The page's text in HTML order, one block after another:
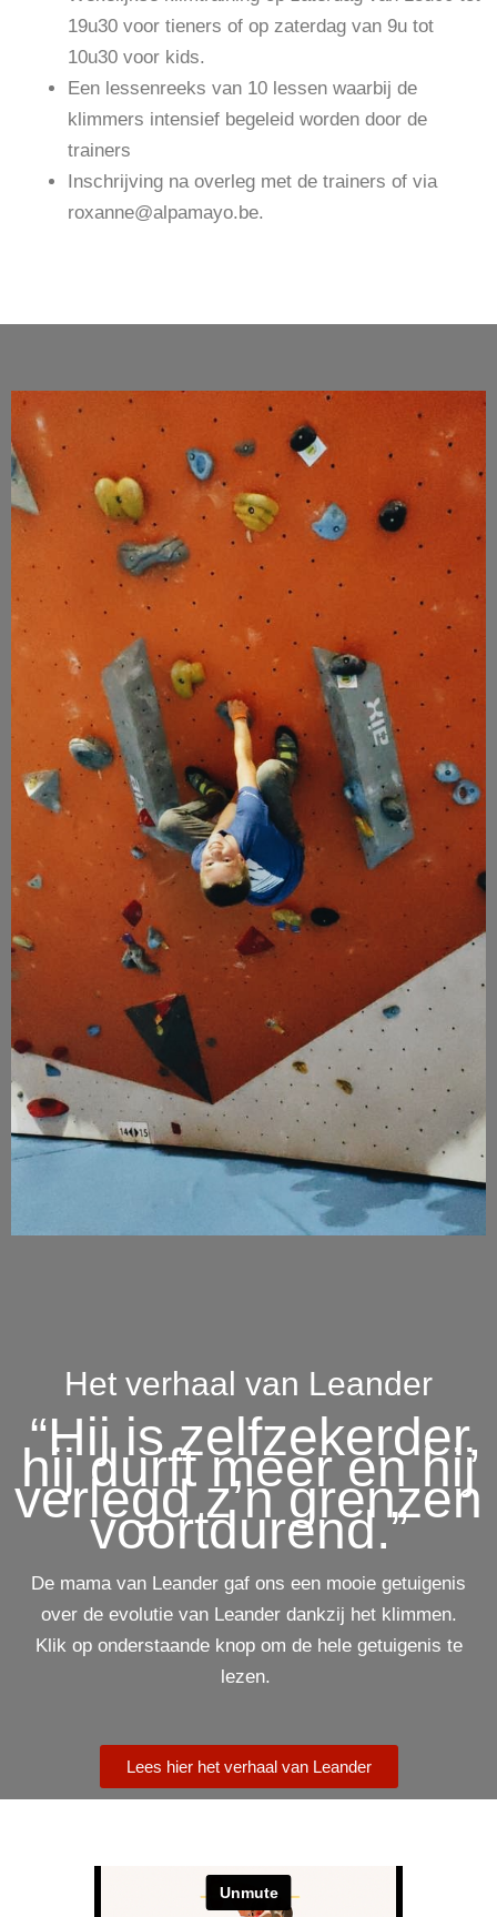
19u30 voor tieners of op zaterdag van 9u tot
10u30 voor kids.
Een lessenreeks van 10 lessen waarbij de
klimmers intensief begeleid worden door de
trainers
Inschrijving na overleg met de trainers of via
roxanne@alpamayo.be.
Het verhaal van Leander
“Hij is zelfzekerder,
hij durft meer en hij
verlegd z’n grenzen
voortdurend.”
De mama van Leander gaf ons een mooie getuigenis
over de evolutie van Leander dankzij het klimmen.
Klik op onderstaande knop om de hele getuigenis te
lezen.
Lees hier het verhaal van Leander